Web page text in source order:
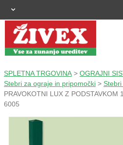
OGRAJNI SISTEMI
ZUNANJA UREDITEV
KMETIJSTVO
SPLETNA TRGOVINA > OGRAJNI
Stebri za ograje in pripomočki >
PRAVOKOTNI LUX Z PODSTAVKOM
6005